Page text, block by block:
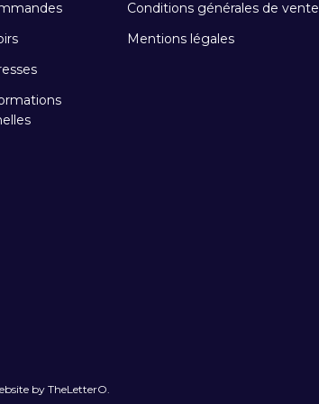
Conditions générales de vente
Mentions légales
by TheLetterO.